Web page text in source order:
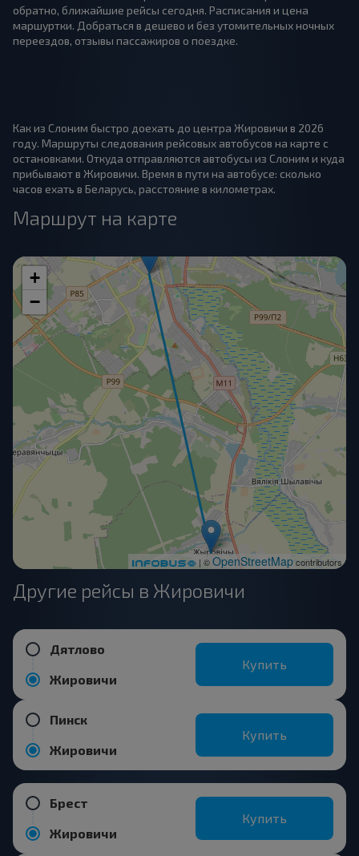
обратно, ближайшие рейсы сегодня. Расписания и цена
маршуртки. Добраться в дешево и без утомительных ночных
переездов, отзывы пассажиров о поездке.
Как из Слоним быстро доехать до центра Жировичи в 2026
году. Маршруты следования рейсовых автобусов на карте с
остановками. Откуда отправляются автобусы из Слоним и куда
прибывают в Жировичи. Время в пути на автобусе: сколько
часов ехать в Беларусь, расстояние в километрах.
Маршрут на карте
+
−
| ©OpenStreetMapcontributors
Другие рейсы в Жировичи
Дятлово
Жировичи
Купить
Пинск
Жировичи
Купить
Брест
Жировичи
Купить